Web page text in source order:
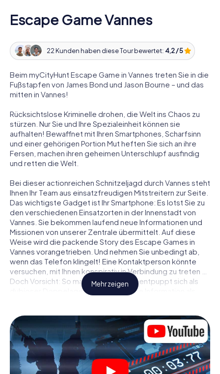
Escape Game Vannes
22 Kunden haben diese Tour bewertet: 4,2 / 5
Beim myCityHunt Escape Game in Vannes treten Sie in die
Fußstapfen von James Bond und Jason Bourne – und das
mitten in Vannes!
Rücksichtslose Kriminelle drohen, die Welt ins Chaos zu
stürzen. Nur Sie und Ihre Spezialeinheit können sie
aufhalten! Bewaffnet mit Ihren Smartphones, Scharfsinn
und einer gehörigen Portion Mut heften Sie sich an ihre
Fersen, machen ihren geheimen Unterschlupf ausfindig
und retten die Welt.
Bei dieser actionreichen Schnitzeljagd durch Vannes steht
Ihnen Ihr Team aus einsatzfreudigen Mitstreitern zur Seite.
Das wichtigste Gadget ist Ihr Smartphone: Es lotst Sie zu
den verschiedenen Einsatzorten in der Innenstadt von
Vannes. Sie bekommen laufend neue Informationen und
Missionen von unserer Zentrale übermittelt. Auf diese
Weise wird die packende Story des Escape Games in
Vannes vorangetrieben. Und nehmen Sie unbedingt ab,
wenn das Telefon klingelt! Eine Kontaktperson könnte
versuchen, mit Ihnen konspirativ in Verbindung zu treten …
Doch Vorsicht: So mancher Informant entpuppt sich als
dubioser Doppelagent und so manche Information als
Sie niemandem!
Anders als in einem klassischen Escape Room in Vannes
sind Sie also nicht in ein Zimmer eingesperrt, aus dem Sie
sich in einem vorgegebenen Zeitfenster befreien
müssen. Diese Smartphone Schnitzeljagd erklärt ganz
Mehr zeigen